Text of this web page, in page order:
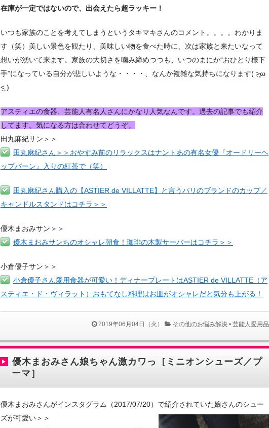
在庫が一定ではないので、出会えたら超ラッキー！
いつも家族のことを考えてしまうというタキマキさんのコメント。。。。わかりま
す（笑）美しい景色を観たり、美味しい物を食べた時に、次は家族と来たいなって
想いが湧いて来ます。家族の大切さを噛み締めつつも、いつのまにか“おひとり様下
手”になっている自分が悲しいような・・・・、なんか複雑な気持ちになります( ˃̣̣̥ω
˂̣̣̥ )
アスティエの食器、芸能人有名人さんにかなり人気なんです。過去の記事でも紹介
してます。気になる方は合わせてどうぞ。
田丸麻紀サン＞＞
田丸麻紀さん＞＞おやすみ前のリラックスはナントあの有名女優『オードリーヘ
ップバーン』入りの紅茶で（笑）
田丸麻紀さん購入の【ASTIER de VILLATTE】と言うパリのブランドのカップ／
キャンドルスタンドはコチラ＞＞
優木まおみサン＞＞
優木まおみサンちのオシャレ朝食！珈琲の木製サーバーはコチラ＞＞
小倉優子サン＞＞
小倉優子さん愛用食器が可愛い！ディナープレートはASTIER de VILLATTE（ア
スティエ・ド・ヴィラット）おもてなし料理はお皿がオシャレだと気分も上がる！
2019年06月04日（火） その他のお悩み解決 • 芸能人愛用品
優木まおみさん娘ちゃん激カワっ［ミニオンシューズ／プ
ーマ］
優木まおみさんがインスタグラム（2017/07/20）で紹介されていた娘さんのシュー
ズが可愛い＞＞